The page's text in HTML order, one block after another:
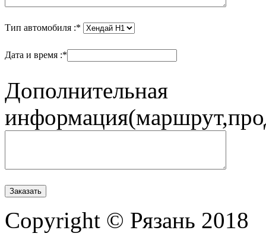
Тип автомобиля :*
Дата и время :*
Дополнительная
Copyright © Рязань 2018